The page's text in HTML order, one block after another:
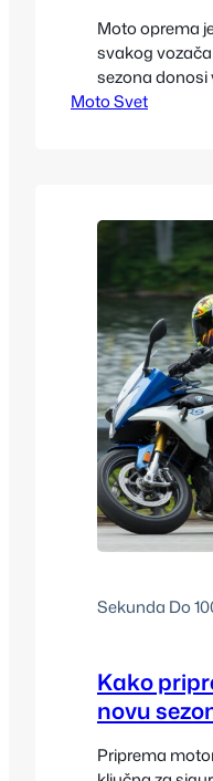
Moto oprema
svakog
sezona donosi
ugodnijih
sudara. Bez
vozači moraju
Moto Svet
Sekunda Do
Kako
novu
Priprema